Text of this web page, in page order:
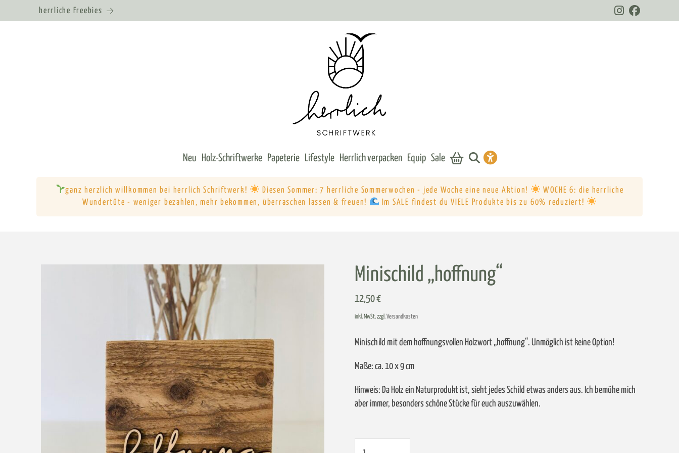
herrliche Freebies
Neu Holz-Schriftwerke Papeterie Lifestyle Herrlich verpacken Equip Sale
ganz herzlich willkommen bei herrlich Schriftwerk! Diesen Sommer: 7 herrliche Sommerwochen - jede Woche eine neue Aktion!
WOCHE 6: die herrliche
Wundertüte - weniger bezahlen, mehr bekommen, überraschen lassen & freuen!
Im SALE findest du VIELE Produkte bis zu 60% reduziert!
Minischild „hoffnung“
12,50€
inkl. MwSt. zzgl.Versandkosten
Minischild mit dem hoffnungsvollen Holzwort „hoffnung“. Unmöglich ist keine Option!
Maße: ca. 10 x 9 cm
Hinweis: Da Holz ein Naturprodukt ist, sieht jedes Schild etwas anders aus. Ich bemühe mich
aber immer, besonders schöne Stücke für euch auszuwählen.
Minischild